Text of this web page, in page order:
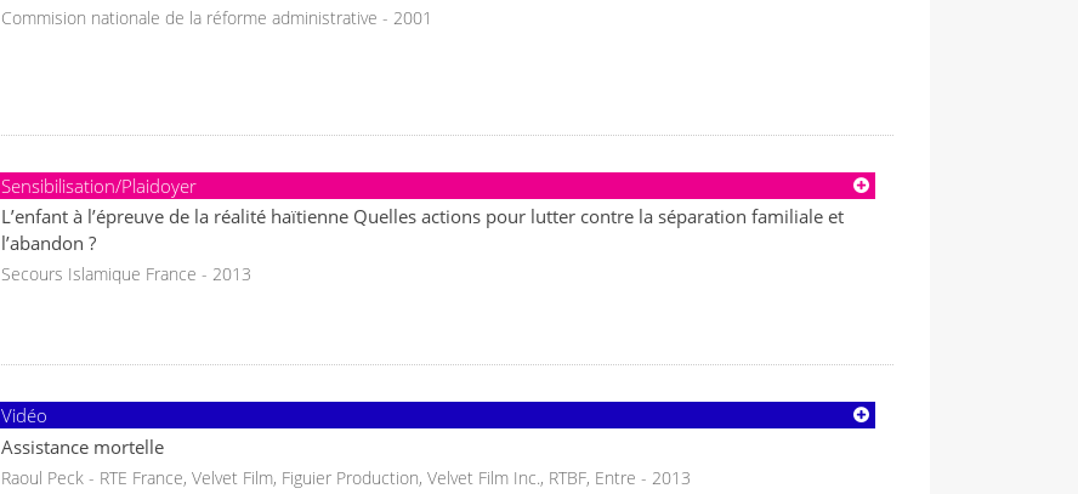
Commision nationale de la réforme administrative - 2001
Sensibilisation/Plaidoyer
L’enfant à l’épreuve de la réalité haïtienne Quelles actions pour lutter contre la séparation familiale et
l’abandon ?
Secours Islamique France - 2013
Vidéo
Assistance mortelle
Raoul Peck - RTE France, Velvet Film, Figuier Production, Velvet Film Inc., RTBF, Entre - 2013